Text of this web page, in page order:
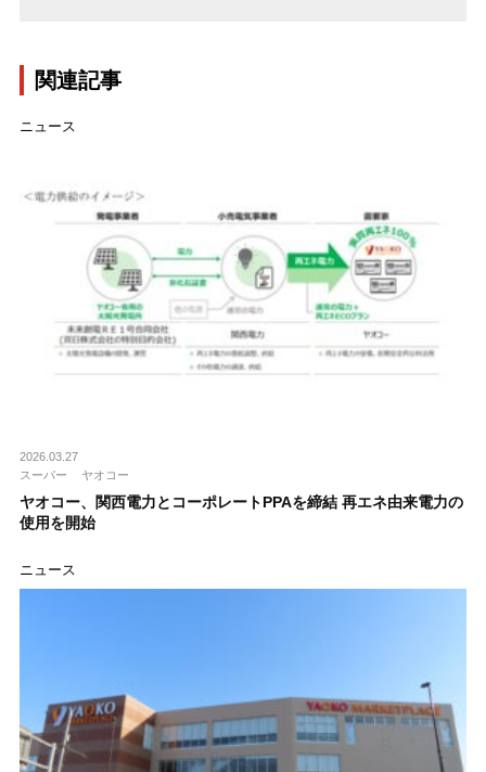
関連記事
ニュース
2026.03.27
スーパー
ヤオコー
ヤオコー、関西電力とコーポレートPPAを締結 再エネ由来電力の
使用を開始
ニュース